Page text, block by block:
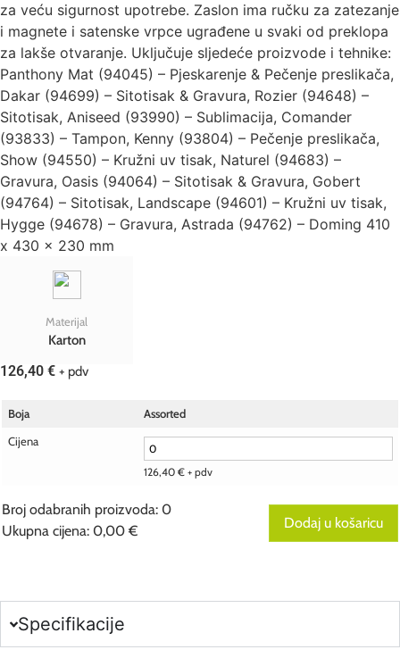
za veću sigurnost upotrebe. Zaslon ima ručku za zatezanje
i magnete i satenske vrpce ugrađene u svaki od preklopa
za lakše otvaranje. Uključuje sljedeće proizvode i tehnike:
Panthony Mat (94045) – Pjeskarenje & Pečenje preslikača,
Dakar (94699) – Sitotisak & Gravura, Rozier (94648) –
Sitotisak, Aniseed (93990) – Sublimacija, Comander
(93833) – Tampon, Kenny (93804) – Pečenje preslikača,
Show (94550) – Kružni uv tisak, Naturel (94683) –
Gravura, Oasis (94064) – Sitotisak & Gravura, Gobert
(94764) – Sitotisak, Landscape (94601) – Kružni uv tisak,
Hygge (94678) – Gravura, Astrada (94762) – Doming 410
x 430 x 230 mm
Materijal
Karton
126,40 € + pdv
Boja
Assorted
Cijena
126,40 € + pdv
Broj odabranih proizvoda: 0
Ukupna cijena: 0,00 €
Your
total
0,00 €
Dodaj u košaricu
Specifikacije